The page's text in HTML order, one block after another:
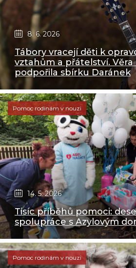
8. 6. 2026
Tábory vracejí děti k
vztahům a přátelství. Věra
podpořila sbírku Daránek
Pomoc rodinám v nouzi
14. 5. 2026
Tisíc příběhů pomoci:
spolupráce s Azylovým
Pomoc rodinám v nouzi